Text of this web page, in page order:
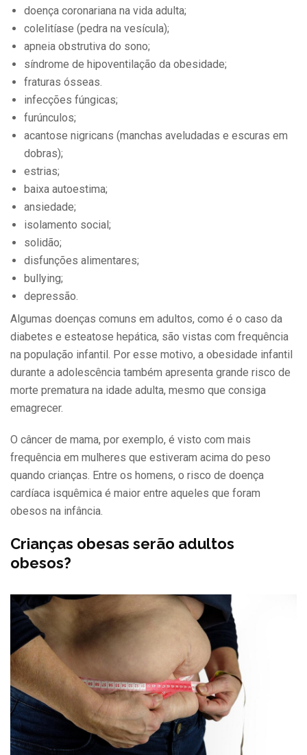
doença coronariana na vida adulta;
colelitíase (pedra na vesícula);
apneia obstrutiva do sono;
síndrome de hipoventilação da obesidade;
fraturas ósseas.
infecções fúngicas;
furúnculos;
acantose nigricans (manchas aveludadas e escuras em
dobras);
estrias;
baixa autoestima;
ansiedade;
isolamento social;
solidão;
disfunções alimentares;
bullying;
depressão.
Algumas doenças comuns em adultos, como é o caso da
diabetes e esteatose hepática, são vistas com frequência
na população infantil. Por esse motivo, a obesidade infantil
durante a adolescência também apresenta grande risco de
morte prematura na idade adulta, mesmo que consiga
emagrecer.
O câncer de mama, por exemplo, é visto com mais
frequência em mulheres que estiveram acima do peso
quando crianças. Entre os homens, o risco de doença
cardíaca isquêmica é maior entre aqueles que foram
obesos na infância.
Crianças obesas serão adultos
obesos?